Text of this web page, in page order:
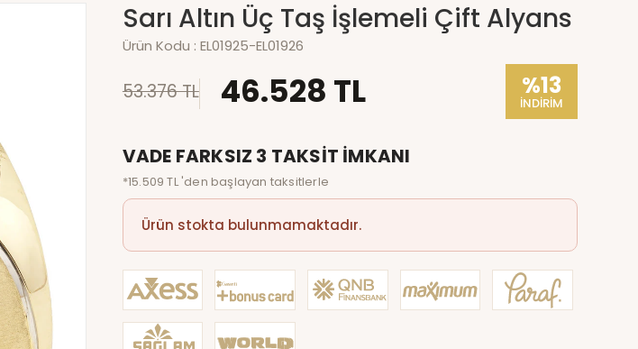
Sarı Altın Üç Taş İşlemeli Çift Alyans
Ürün Kodu : EL01925-EL01926
53.376 TL 46.528 TL %13
İNDİRİM
VADE FARKSIZ 3 TAKSİT İMKANI
*15.509 TL 'den başlayan taksitlerle
Ürün stokta bulunmamaktadır.